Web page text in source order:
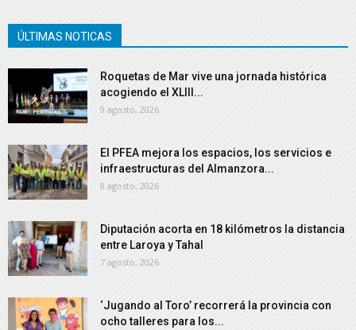
ÚLTIMAS NOTICAS
Roquetas de Mar vive una jornada histórica
acogiendo el XLIII...
9 agosto, 2026
El PFEA mejora los espacios, los servicios e
infraestructuras del Almanzora...
8 agosto, 2026
Diputación acorta en 18 kilómetros la distancia
entre Laroya y Tahal
7 agosto, 2026
‘Jugando al Toro’ recorrerá la provincia con
ocho talleres para los...